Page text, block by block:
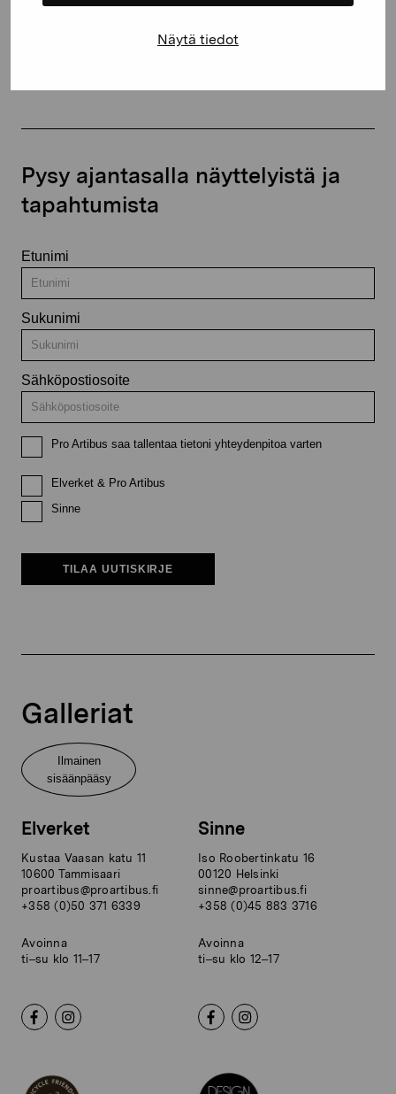
Näytä tiedot
Pysy ajantasalla näyttelyistä ja
tapahtumista
Etunimi
Sukunimi
Sähköpostiosoite
Pro Artibus saa tallentaa tietoni yhteydenpitoa varten
Elverket & Pro Artibus
Sinne
TILAA UUTISKIRJE
Galleriat
Ilmainen
sisäänpääsy
Elverket
Kustaa Vaasan katu 11
10600 Tammisaari
proartibus@proartibus.fi
+358 (0)50 371 6339
Avoinna
ti–su klo 11–17
Sinne
Iso Roobertinkatu 16
00120 Helsinki
sinne@proartibus.fi
+358 (0)45 883 3716
Avoinna
ti–su klo 12–17